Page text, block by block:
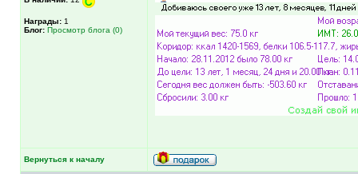
Награды: 1
Блог: Просмотр блога (0)
Вернуться к началу